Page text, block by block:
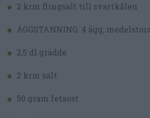
2 krm flingsalt till svartkålen
ÄGGSTANNING: 4 ägg,
2,5 dl grädde
2 krm salt
50 gram fetaost